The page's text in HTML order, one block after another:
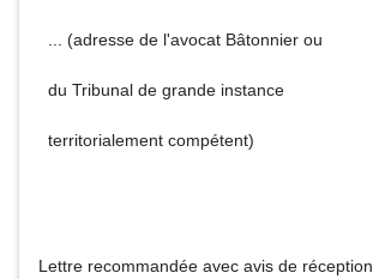
... (adresse de l'avocat Bâtonnier ou
du Tribunal de grande instance
territorialement compétent)
Lettre recommandée avec avis de réception.